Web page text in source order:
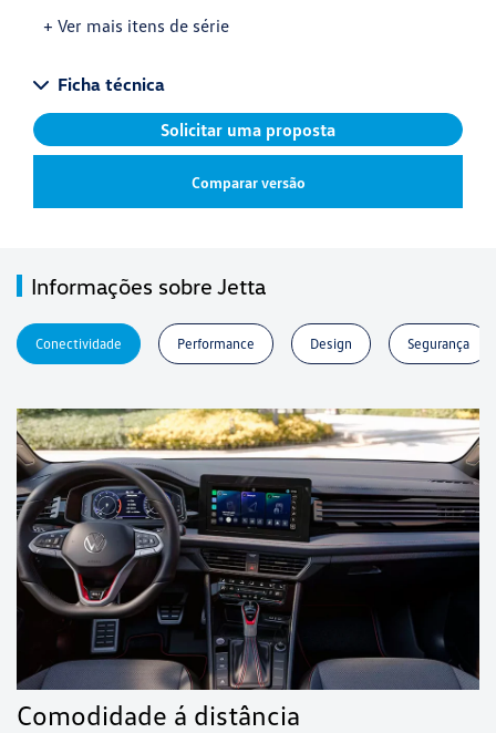
+ Ver mais itens de série
Ficha técnica
Solicitar uma proposta
Comparar versão
Informações sobre Jetta
Conectividade Performance Design Segurança
Comodidade á distância